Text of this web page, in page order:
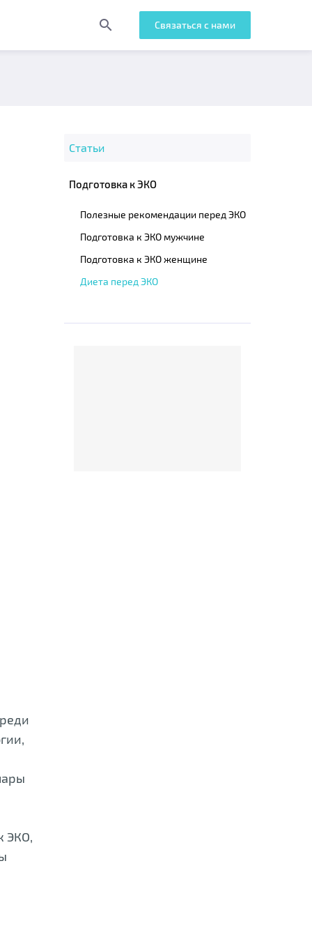
Связаться с нами
search
ЭКО,
Статьи
Подготовка к ЭКО
Полезные рекомендации перед ЭКО
Подготовка к ЭКО мужчине
Подготовка к ЭКО женщине
Диета перед ЭКО